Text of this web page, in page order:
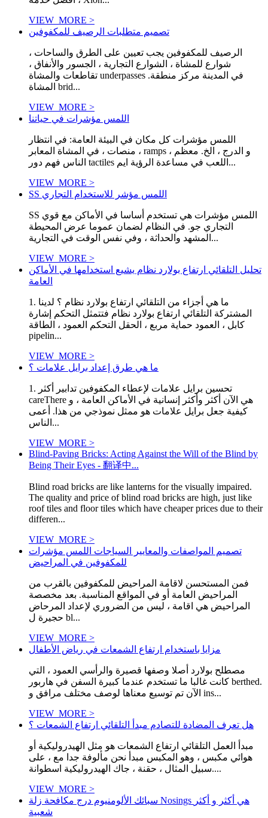
VIEW_MORE >
تصميم متطلبات الرصيف للمكفوفين
الرصيف للمكفوفين يجب تعيين على الطرق والساحات ،
شوارع للمشاة ، الشوارع التجارية ، الجسور والأنفاق ،
تقاطعات والمشاة underpasses في المدينة مركز منطقة.
المشاة brid...
VIEW_MORE >
اللمس مؤشرات في حياتنا
اللمس مؤشرات كل مكان في البيئة العامة: في انتظار
منصات ، في المشاة المعابر ، ramps ، و الدرج ، الخ. معظم
الناس فهم دور tactiles اللعب في مساعدة الرؤية ايم...
VIEW_MORE >
SS اللمس مؤشر للاستخدام التجاري
SS اللمس مؤشرات هي تستخدم أساسا في الأماكن مع قوي
التجاري جو. في النظام لضمان عموما عرض المحيطة
المشهد والحداثة ، وفي نفس الوقت في التجارية...
VIEW_MORE >
تحليل التلقائي ارتفاع بولارد نظام يشيع استخدامها في الأماكن
العامة
1. ما هي أجزاء من التلقائي ارتفاع بولارد نظام ؟ لدينا
المشتركة التلقائي ارتفاع بولارد نظام فتتمثل التحكم إشارة
كابل ، العمود حماية مربع ، الحقل التحكم العمود ، الطاقة
pipelin...
VIEW_MORE >
ما هي طرق إعداد برايل علامات ؟
1. تحسين برايل علامات لإعطاء المكفوفين تدابير أكثر
careThere هي الآن أكثر وأكثر إنسانية في الأماكن العامة ، و
كيفية جعل برايل علامات هو ممثل نموذجي من هذا. أعمى
الناس...
VIEW_MORE >
Blind-Paving Bricks: Acting Against the Will of the Blind by
Being Their Eyes - 翻译中...
Blind road bricks are like lanterns for the visually impaired.
The quality and price of blind road bricks are high, just like
roof tiles and floor tiles which have cheaper prices due to their
differen...
VIEW_MORE >
تصميم المواصفات والمعايير السياجات اللمس مؤشرات
للمكفوفين في المراحيض
فمن المستحسن لاقامة المراحيض للمكفوفين بالقرب من
المراحيض العامة أو في المواقع المناسبة. بعد مخصصة
المراحيض هي اقامة ، ليس من الضروري لإعداد المرحاض
حجيرة ل bl...
VIEW_MORE >
مزايا باستخدام ارتفاع الشمعات في رياض الأطفال
مصطلح بولارد أصلا وصفها قصيرة والرأسي العمود ، التي
كانت غالبا ما تستخدم عندما كبيرة السفن في هاربور berthed.
الآن تم توسيع معناها لوصف مختلف مرافق و ins...
VIEW_MORE >
هل تعرف المضادة للتصادم مبدأ التلقائي ارتفاع الشمعات ؟
مبدأ العمل التلقائي ارتفاع الشمعات هو مثل الهيدروليكية أو
هوائي مكبس ، وهو المكبس مبدأ نحن مألوفة جدا مع ، على
سبيل المثال ، حقنة ، جاك الهيدروليكية اسطوانة....
VIEW_MORE >
سبائك الألومنيوم درج مكافحة زلة Nosings هي أكثر و أكثر
شعبية